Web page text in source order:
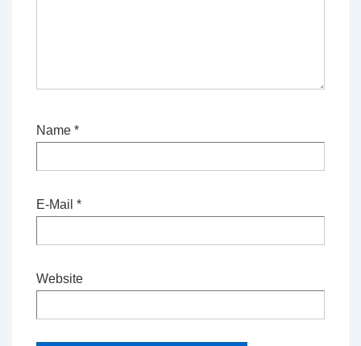
Name *
E-Mail *
Website